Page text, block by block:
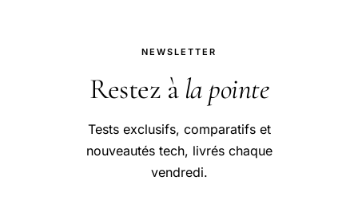
NEWSLETTER
Restez à la pointe
Tests exclusifs, comparatifs et
nouveautés tech, livrés chaque
vendredi.